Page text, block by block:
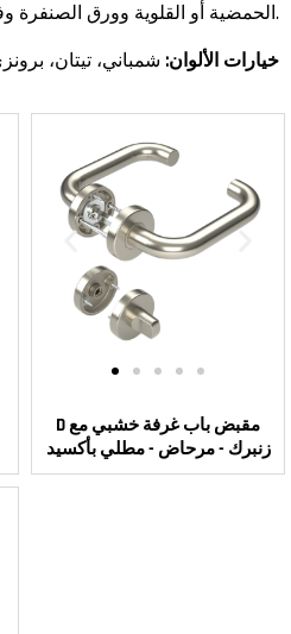
الحمضية أو القلوية وورق الصنفرة وفرشاة الأسلاك وسلك التنظيف.
خيارات الألوان: شمباني، تيتان،
D مقبض باب غرفة خشبي مع
زنبرك - مرحاض - مطلي بأكسيد